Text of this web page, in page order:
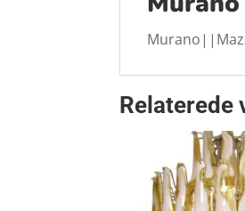
Relaterede